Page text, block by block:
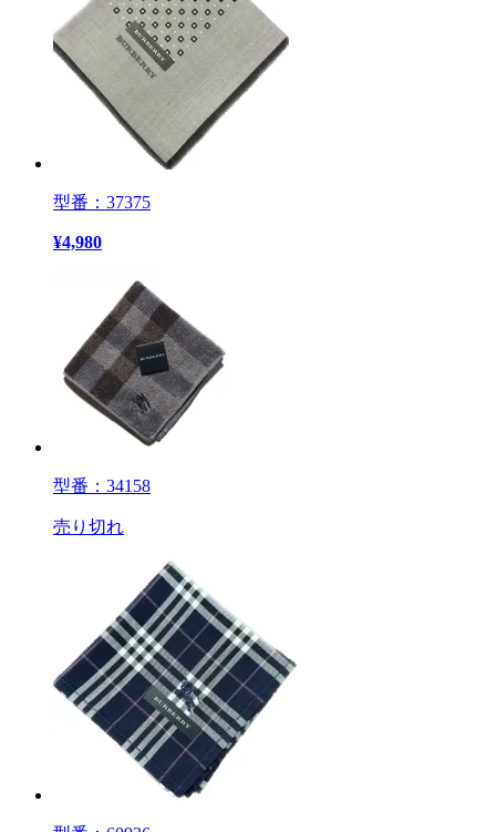
型番：37375
¥4,980
型番：34158
売り切れ